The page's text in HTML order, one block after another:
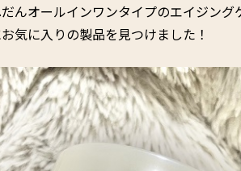
んオールインワンタイプのエイジング
気に入りの製品を見つけました！